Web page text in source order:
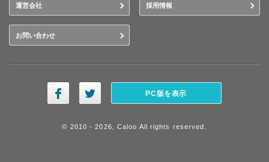
運営会社 採用情報
お問い合わせ
PC版を表示
© 2010 - 2026, Caloo All rights reserved.